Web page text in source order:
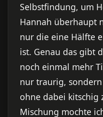
Selbstfindung, um
Hannah überhaupt
nur die eine Hälfte
ist. Genau das gibt
noch einmal mehr
nur traurig,
ohne dabei kitschig
Mischung mochte